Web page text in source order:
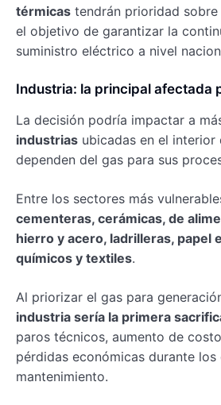
térmicas tendrán prioridad
el objetivo de garantizar la
suministro eléctrico a nivel
Industria: la principal afectada
La decisión podría impactar a
industrias ubicadas en el interior
dependen del gas para sus
Entre los sectores más
cementeras, cerámicas, de
hierro y acero, ladrilleras, papel
químicos y textiles.
Al priorizar el gas para
industria sería la primera
paros técnicos, aumento de
pérdidas económicas durante los
mantenimiento.